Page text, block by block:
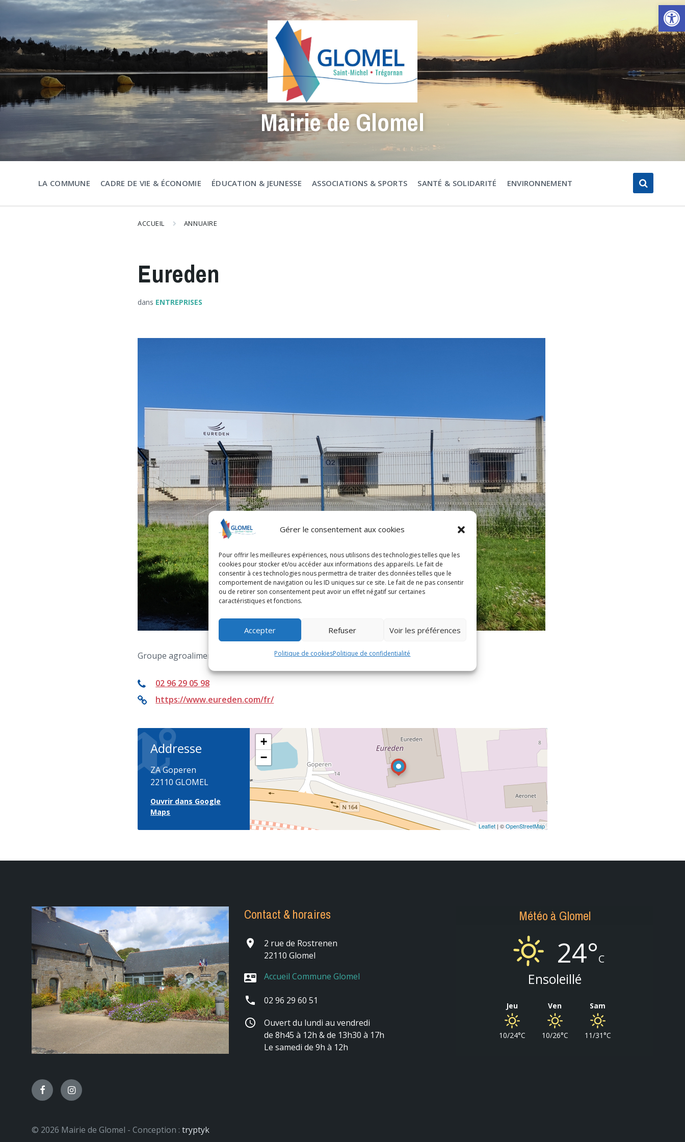
Ouvrir la barre d’outils
Gérer le consentement aux cookies
Pour offrir les meilleures expériences, nous utilisons des technologies telles que les
cookies pour stocker et/ou accéder aux informations des appareils. Le fait de
consentir à ces technologies nous permettra de traiter des données telles que le
comportement de navigation ou les ID uniques sur ce site. Le fait de ne pas consentir
ou de retirer son consentement peut avoir un effet négatif sur certaines
caractéristiques et fonctions.
Accepter Refuser Voir les préférences
Politique de cookiesPolitique de confidentialité
Aller
Passer
navigation
principale
Passer
page
Mairie de Glomel
LA COMMUNE CADRE DE VIE & ÉCONOMIE ÉDUCATION & JEUNESSE ASSOCIATIONS & SPORTS SANTÉ & SOLIDARITÉ ENVIRONNEMENT
ACCUEIL ANNUAIRE
Eureden
dans ENTREPRISES
Groupe agroalimentaire coopératif
02 96 29 05 98
https://www.eureden.com/fr/
Addresse
ZA Goperen
22110 GLOMEL
Ouvrir dans Google
Maps
+
−
Leaflet| ©OpenStreetMap
Contact & horaires
place
2 rue de Rostrenen
22110 Glomel
contact_mail Accueil Commune Glomel
phone 02 96 29 60 51
schedule
Ouvert du lundi au vendredi
de 8h45 à 12h & de 13h30 à 17h
Le samedi de 9h à 12h
Météo à Glomel
24°C
Ensoleillé
Jeu
10/24°C
Ven
10/26°C
Sam
11/31°C
FacebookInstagram
© 2026 Mairie de Glomel - Conception : tryptyk